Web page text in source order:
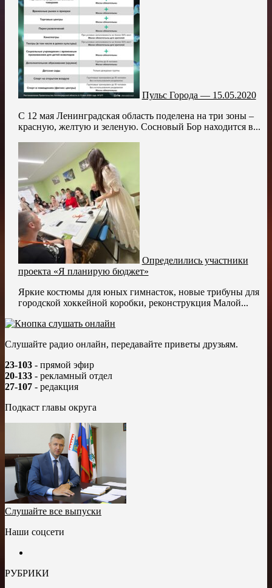
Пульс Города — 15.05.2020
С 12 мая Ленинградская область поделена на три зоны –
красную, желтую и зеленую. Сосновый Бор находится в...
Определились участники
проекта «Я планирую бюджет»
Яркие костюмы для юных гимнасток, новые трибуны для
городской хоккейной коробки, реконструкция Малой...
Слушайте радио онлайн, передавайте приветы друзьям.
23-103 - прямой эфир
20-133 - рекламный отдел
27-107 - редакция
Подкаст главы округа
Слушайте все выпуски
Наши соцсети
РУБРИКИ